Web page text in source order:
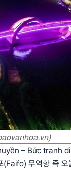
– Bức tranh
무역항 즉 오